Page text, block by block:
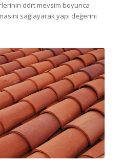
dört mevsim boyunca
sağlayarak yapı değerini